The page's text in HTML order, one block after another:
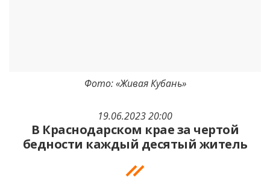
19.06.2023 20:00
В Краснодарском крае за чертой
бедности каждый десятый житель
Фото: «Живая Кубань»